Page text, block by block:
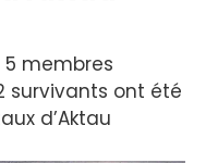
membres
survivants ont été
d’Aktau